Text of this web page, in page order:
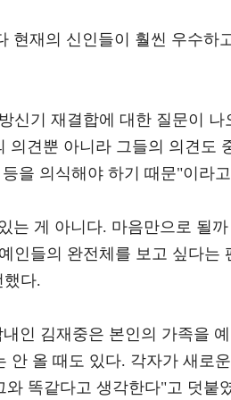
현재의 신인들이 훨씬 우수하
신기 재결합에 대한 질문이
의견뿐 아니라 그들의 의견도
을 의식해야 하기 때문"이라
는 게 아니다. 마음만으로 될
인들의 완전체를 보고 싶다는
했다.
인 김재중은 본인의 가족을
안 올 때도 있다. 각자가 새로
와 똑같다고 생각한다"고 덧붙